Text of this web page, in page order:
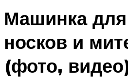
Машинка для
носков и
(фото,